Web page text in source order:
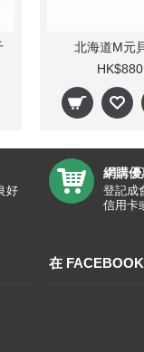
北海道M元
HK$880
好
網購優
登記成
信用卡
在